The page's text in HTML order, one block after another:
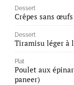
Dessert
Crêpes sans
Dessert
Tiramisu léger à
Plat
Poulet aux
paneer)